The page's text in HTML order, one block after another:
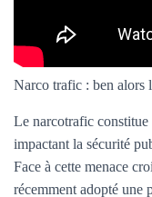
Narco trafic : ben alors
Le narcotrafic
impactant la sécurité
Face à cette menace
récemment adopté une